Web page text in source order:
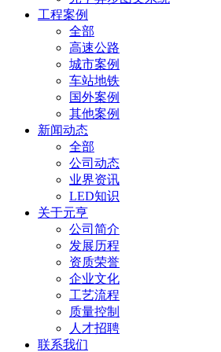
工程案例
全部
高速公路
城市案例
车站地铁
国外案例
其他案例
新闻动态
全部
公司动态
业界资讯
LED知识
关于元亨
公司简介
发展历程
资质荣誉
企业文化
工艺流程
质量控制
人才招聘
联系我们